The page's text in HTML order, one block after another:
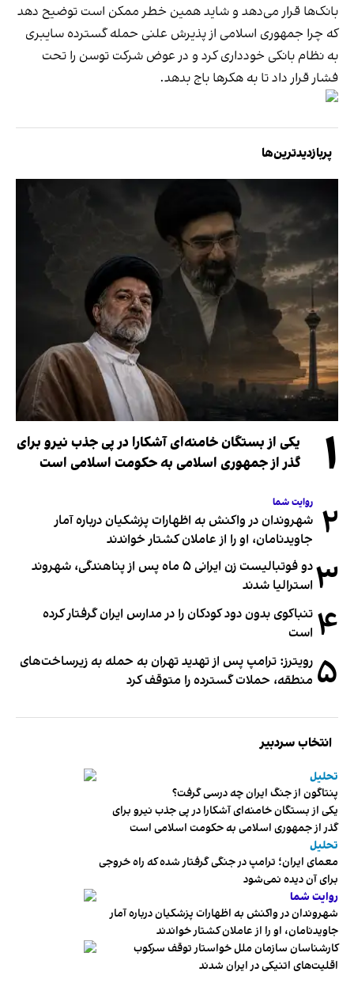
بانک‌ها قرار می‌دهد و شاید همین خطر ممکن است توضیح دهد
که چرا جمهوری اسلامی از پذیرش علنی حمله گسترده سایبری
به نظام بانکی خودداری کرد و در عوض شرکت توسن را تحت
فشار قرار داد تا به هکرها باج بدهد.
پربازدیدترین‌ها
۱
یکی از بستگان خامنه‌ای آشکارا در پی جذب نیرو برای
گذر از جمهوری اسلامی به حکومت اسلامی است
۲ روایت شما
شهروندان در واکنش به اظهارات پزشکیان درباره آمار
جاویدنامان، او را از عاملان کشتار خواندند
۳
دو فوتبالیست زن ایرانی ۵ ماه پس از پناهندگی، شهروند
استرالیا شدند
۴ تنباکوی بدون دود کودکان را در مدارس ایران گرفتار کرده
است
۵ رویترز: ترامپ پس از تهدید تهران به حمله به زیرساخت‌های
منطقه، حملات گسترده را متوقف کرد
انتخاب سردبیر
تحلیل
پنتاگون از جنگ ایران چه درسی گرفت؟
یکی از بستگان خامنه‌ای آشکارا در پی جذب نیرو برای
گذر از جمهوری اسلامی به حکومت اسلامی است
تحلیل
معمای ایران؛ ترامپ در جنگی گرفتار شده که راه خروجی
برای آن دیده نمی‌شود
روایت شما
شهروندان در واکنش به اظهارات پزشکیان درباره آمار
جاویدنامان، او را از عاملان کشتار خواندند
کارشناسان سازمان ملل خواستار توقف سرکوب
اقلیت‌های اتنیکی در ایران شدند